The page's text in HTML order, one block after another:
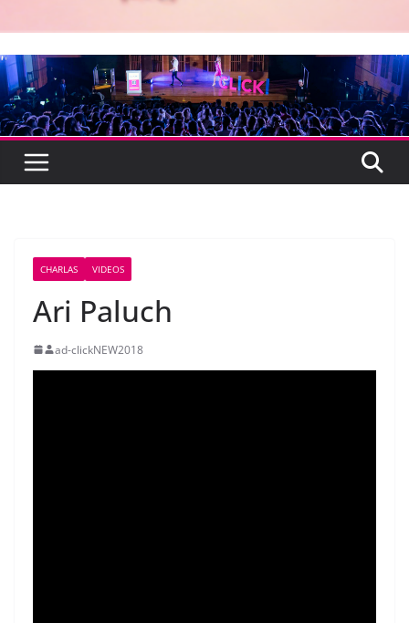
CHARLAS VIDEOS
Ari Paluch
ad-clickNEW2018